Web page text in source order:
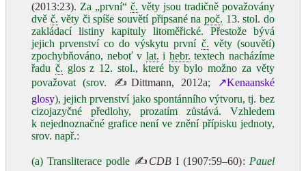
(2013:23). Za „první“ č. věty jsou tradičně považovány
dvě č. věty či spíše souvětí připsané na poč. 13. stol. do
zakládací listiny kapituly litoměřické. Přestože bývá
jejich prvenství co do výskytu první č. věty (souvětí)
zpochybňováno, neboť v lat. i hebr. textech nacházíme
řadu č. glos z 12. stol., které by bylo možno za věty
považovat (srov. ✍Dittmann, 2012a;
↗Kenaanské
glosy), jejich prvenství jako spontánního výtvoru, tj. bez
cizojazyčné předlohy, prozatím zůstává. Vzhledem
k nejednoznačné grafice není ve znění přípisku jednoty,
srov. např.:
(a) Transliterace podle ✍ CDB I (1907:59–60): Pauel